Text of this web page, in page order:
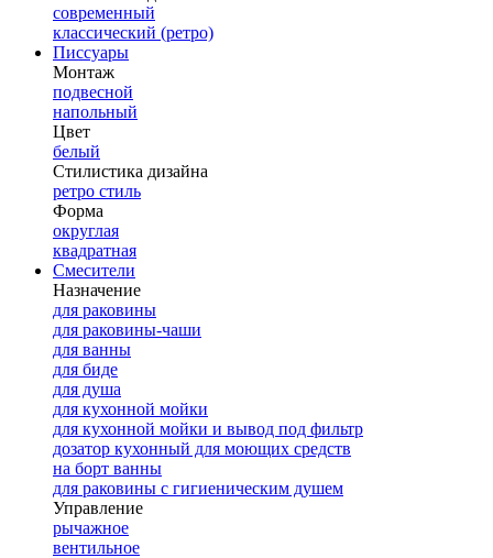
современный
классический (ретро)
Писсуары
Монтаж
подвесной
напольный
Цвет
белый
Стилистика дизайна
ретро стиль
Форма
округлая
квадратная
Смесители
Назначение
для раковины
для раковины-чаши
для ванны
для биде
для душа
для кухонной мойки
для кухонной мойки и вывод под фильтр
дозатор кухонный для моющих средств
на борт ванны
для раковины с гигиеническим душем
Управление
рычажное
вентильное